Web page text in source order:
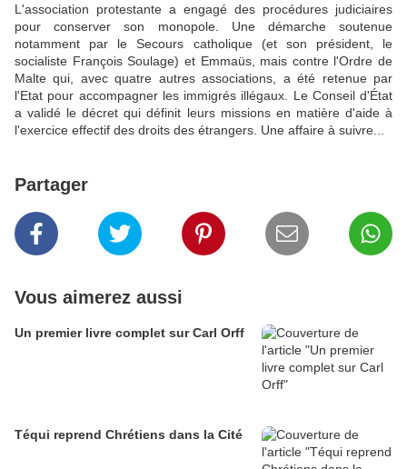
L'association protestante a engagé des procédures judiciaires
pour conserver son monopole. Une démarche soutenue
notamment par le Secours catholique (et son président, le
socialiste François Soulage) et Emmaüs, mais contre l'Ordre de
Malte qui, avec quatre autres associations, a été retenue par
l'Etat pour accompagner les immigrés illégaux. Le Conseil d'État
a validé le décret qui définit leurs missions en matière d'aide à
l'exercice effectif des droits des étrangers. Une affaire à suivre...
Partager
Vous aimerez aussi
Un premier livre complet sur Carl Orff
Téqui reprend Chrétiens dans la Cité